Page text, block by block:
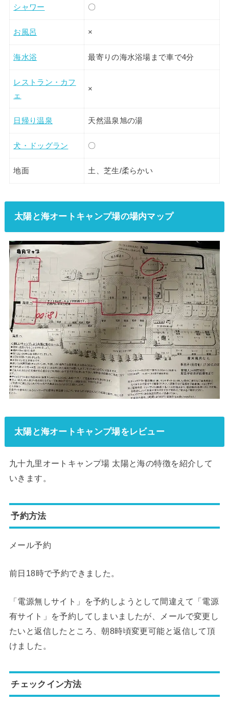
シャワー 〇
お風呂 ×
海水浴 最寄りの海水浴場まで車で4分
レストラン・カフ
ェ
×
日帰り温泉 天然温泉旭の湯
犬・ドッグラン 〇
地面 土、芝生/柔らかい
太陽と海オートキャンプ場の場内マップ
太陽と海オートキャンプ場をレビュー
九十九里オートキャンプ場 太陽と海の特徴を紹介して
いきます。
予約方法
メール予約
前日18時で予約できました。
「電源無しサイト」を予約しようとして間違えて「電源
有サイト」を予約してしまいましたが、メールで変更し
たいと返信したところ、朝8時頃変更可能と返信して頂
けました。
チェックイン方法